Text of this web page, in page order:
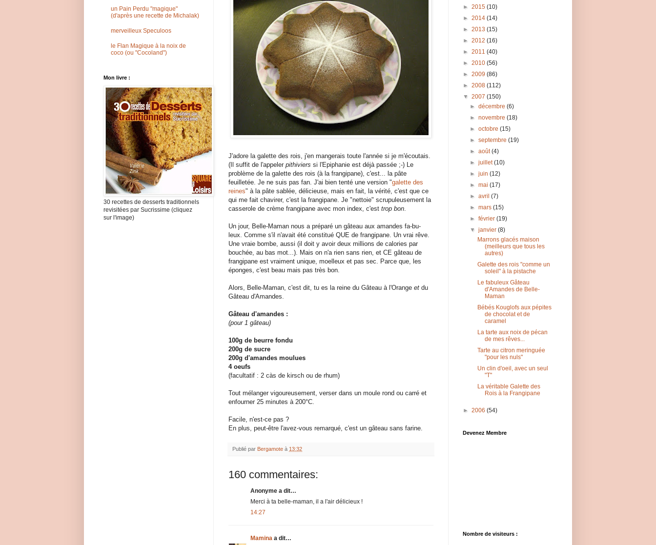
J'adore la galette des rois, j'en mangerais toute l'année si je m'écoutais.
(Il suffit de l'appeler pithiviers si l'Epiphanie est déjà passée ;-) Le
problème de la galette des rois (à la frangipane), c'est... la pâte
feuilletée. Je ne suis pas fan. J'ai bien tenté une version "galette des
reines" à la pâte sablée, délicieuse, mais en fait, la vérité, c'est que ce
qui me fait chavirer, c'est la frangipane. Je "nettoie" scrupuleusement la
casserole de crème frangipane avec mon index, c'est trop bon.
Un jour, Belle-Maman nous a préparé un gâteau aux amandes fa-bu-
leux. Comme s'il n'avait été constitué QUE de frangipane. Un vrai rêve.
Une vraie bombe, aussi (il doit y avoir deux millions de calories par
bouchée, au bas mot...). Mais on n'a rien sans rien, et CE gâteau de
frangipane est vraiment unique, moelleux et pas sec. Parce que, les
éponges, c'est beau mais pas très bon.
Alors, Belle-Maman, c'est dit, tu es la reine du Gâteau à l'Orange et du
Gâteau d'Amandes.
Gâteau d'amandes :
(pour 1 gâteau)
100g de beurre fondu
200g de sucre
200g d'amandes moulues
4 oeufs
(facultatif : 2 càs de kirsch ou de rhum)
Tout mélanger vigoureusement, verser dans un moule rond ou carré et
enfourner 25 minutes à 200°C.
Facile, n'est-ce pas ?
En plus, peut-être l'avez-vous remarqué, c'est un gâteau sans farine.
Publié par Bergamote à 13:32
160 commentaires:
Anonyme a dit…
Merci à ta belle-maman, il a l'air délicieux !
14:27
Mamina a dit…
un Pain Perdu "magique"
(d'après une recette de Michalak)
merveilleux Speculoos
le Flan Magique à la noix de
coco (ou "Cocoland")
Mon livre :
30 recettes de desserts traditionnels
revisitées par Sucrissime (cliquez
sur l'image)
► 2015 (10)
► 2014 (14)
► 2013 (15)
► 2012 (16)
► 2011 (40)
► 2010 (56)
► 2009 (86)
► 2008 (112)
▼ 2007 (150)
►décembre(6)
►novembre(18)
►octobre(15)
►septembre(19)
►août(4)
►juillet(10)
►juin(12)
►mai(17)
►avril(7)
►mars(15)
►février(19)
▼janvier(8)
Marrons glacés maison
(meilleurs que tous les
autres)
Galette des rois "comme un
soleil" à la pistache
Le fabuleux Gâteau
d'Amandes de Belle-
Maman
Bébés Kouglofs aux pépites
de chocolat et de
caramel
La tarte aux noix de pécan
de mes rêves...
Tarte au citron meringuée
"pour les nuls"
Un clin d'oeil, avec un seul
"T"
La véritable Galette des
Rois à la Frangipane
► 2006 (54)
Devenez Membre
Nombre de visiteurs :